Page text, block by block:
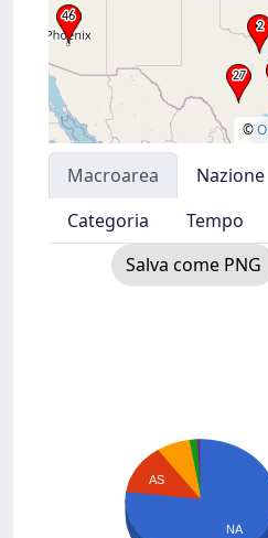
©
Macroarea Nazione
Categoria
Tempo
Salva come PNG
AS
NA